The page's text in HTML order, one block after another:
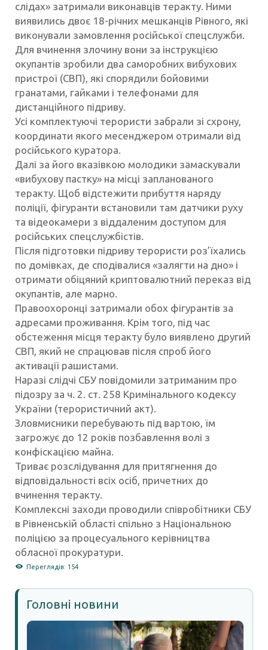
слідах» затримали виконавців теракту. Ними
виявились двоє 18-річних мешканців Рівного, які
виконували замовлення російської спецслужби.
Для вчинення злочину вони за інструкцією
окупантів зробили два саморобних вибухових
пристрої (СВП), які спорядили бойовими
гранатами, гайками і телефонами для
дистанційного підриву.
Усі комплектуючі терористи забрали зі схрону,
координати якого месенджером отримали від
російського куратора.
Далі за його вказівкою молодики замаскували
«вибухову пастку» на місці запланованого
теракту. Щоб відстежити прибуття наряду
поліції, фігуранти встановили там датчики руху
та відеокамери з віддаленим доступом для
російських спецслужбістів.
Після підготовки підриву терористи роз’їхались
по домівках, де сподівалися «залягти на дно» і
отримати обіцяний криптовалютний переказ від
окупантів, але марно.
Правоохоронці затримали обох фігурантів за
адресами проживання. Крім того, під час
обстеження місця теракту було виявлено другий
СВП, який не спрацював після спроб його
активації рашистами.
Наразі слідчі СБУ повідомили затриманим про
підозру за ч. 2. ст. 258 Кримінального кодексу
України (терористичний акт).
Зловмисники перебувають під вартою, їм
загрожує до 12 років позбавлення волі з
конфіскацією майна.
Триває розслідування для притягнення до
відповідальності всіх осіб, причетних до
вчинення теракту.
Комплексні заходи проводили співробітники СБУ
в Рівненській області спільно з Національною
поліцією за процесуального керівництва
обласної прокуратури.
Переглядів: 154
Головні новини